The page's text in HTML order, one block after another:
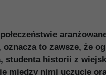
to zawsze, że
studenta historii z
między nimi uczucie